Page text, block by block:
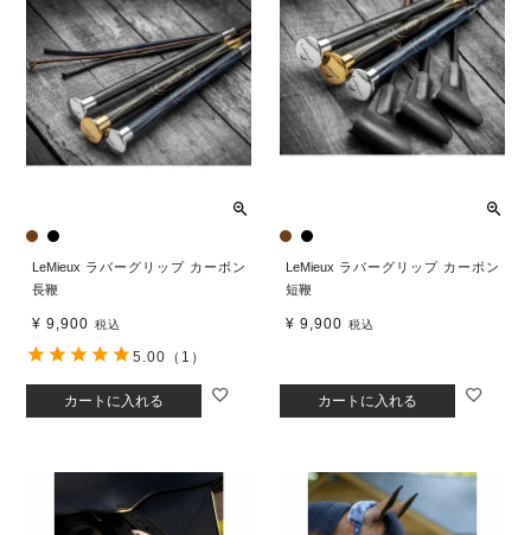
LeMieux ラバーグリップ カーボン
長鞭
¥ 9,900 税込
カートに入れる
5.00 （1）
LeMieux ラバーグリップ カーボン
短鞭
¥ 9,900 税込
カートに入れる